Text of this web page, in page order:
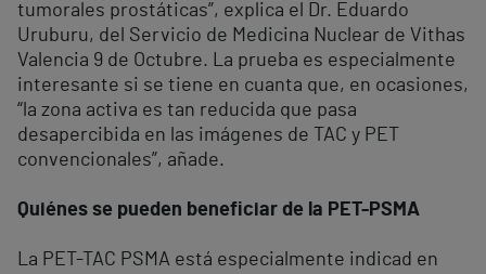
tumorales prostáticas”, explica el Dr. Eduardo
Uruburu, del Servicio de Medicina Nuclear de Vithas
Valencia 9 de Octubre. La prueba es especialmente
interesante si se tiene en cuanta que, en ocasiones,
“la zona activa es tan reducida que pasa
desapercibida en las imágenes de TAC y PET
convencionales”, añade.
Quiénes se pueden beneficiar de la PET-PSMA
La PET-TAC PSMA está especialmente indicad en